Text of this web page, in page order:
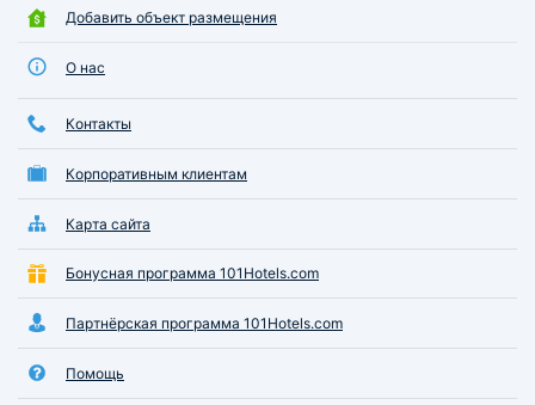
Добавить объект размещения
О нас
Контакты
Корпоративным клиентам
Карта сайта
Бонусная программа 101Hotels.com
Партнёрская программа 101Hotels.com
Помощь